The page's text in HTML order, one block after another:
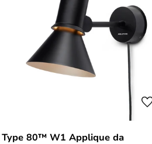
Type 80™ W1 Applique da